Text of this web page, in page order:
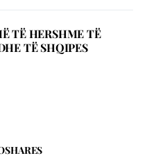
TË HERSHME TË
TË SHQIPES